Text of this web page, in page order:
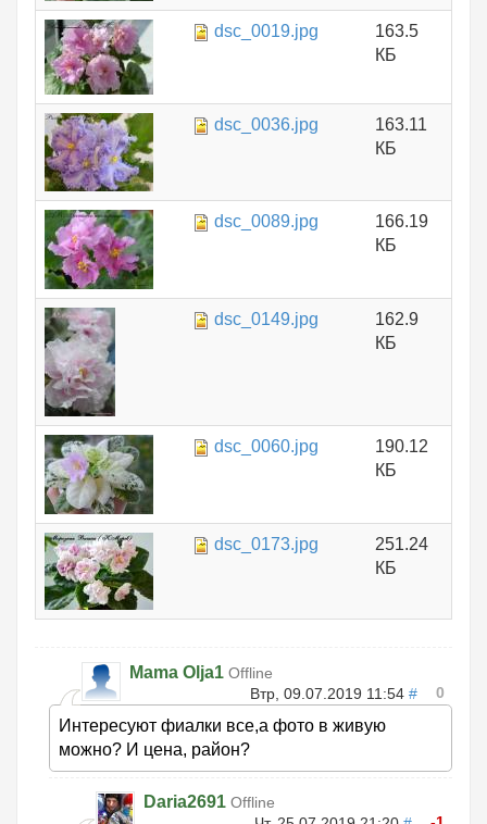
dsc_0019.jpg
163.5
КБ
dsc_0036.jpg
163.11
КБ
dsc_0089.jpg
166.19
КБ
dsc_0149.jpg
162.9
КБ
dsc_0060.jpg
190.12
КБ
dsc_0173.jpg
251.24
КБ
Mama Olja1 Offline
Втр, 09.07.2019 11:54 # 0
Интересуют фиалки все,а фото в живую
можно? И цена, район?
Daria2691 Offline